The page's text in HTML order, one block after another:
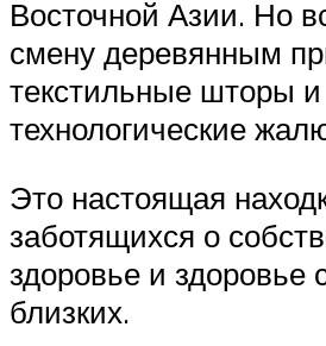
Восточной Азии. Но
смену деревянным
текстильные шторы и
технологические
Это настоящая
заботящихся о
здоровье и здоровье
близких.